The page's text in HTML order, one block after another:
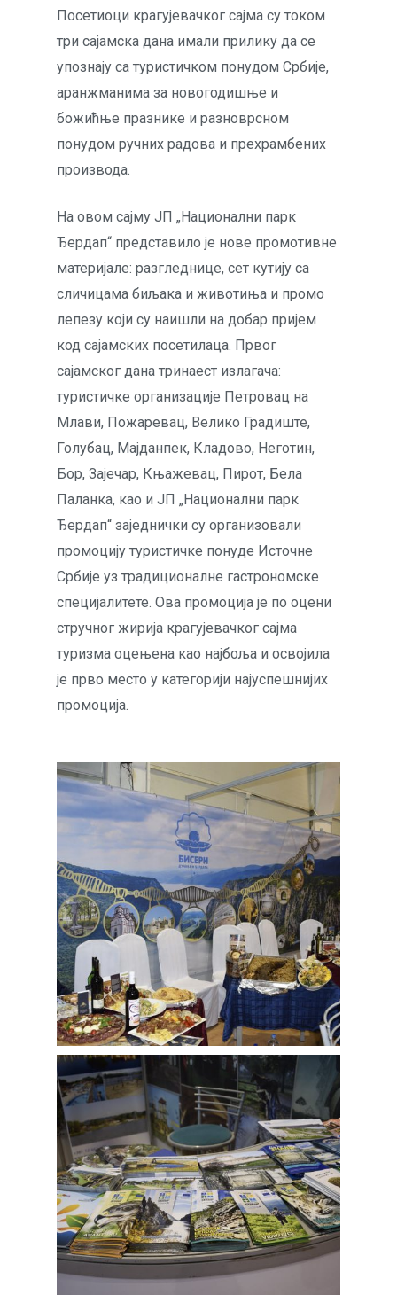
Посетиоци крагујевачког сајма су током
три сајамска дана имали прилику да се
упознају са туристичком понудом Србије,
аранжманима за новогодишње и
божићње празнике и разноврсном
понудом ручних радова и прехрамбених
производа.
На овом сајму ЈП „Национални парк
Ђердап“ представило је нове промотивне
материјале: разгледнице, сет кутију са
сличицама биљака и животиња и промо
лепезу који су наишли на добар пријем
код сајамских посетилаца. Првог
сајамског дана тринаест излагача:
туристичке организације Петровац на
Млави, Пожаревац, Велико Градиште,
Голубац, Мајданпек, Кладово, Неготин,
Бор, Зајечар, Књажевац, Пирот, Бела
Паланка, као и ЈП „Национални парк
Ђердап“ заједнички су организовали
промоцију туристичке понуде Источне
Србије уз традиционалне гастрономске
специјалитете. Ова промоција је по оцени
стручног жирија крагујевачког сајма
туризма оцењена као најбоља и освојила
је прво место у категорији најуспешнијих
промоција.